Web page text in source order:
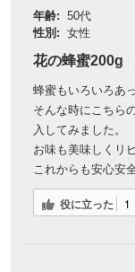
年齢: 50代
性別: 女性
花の蜂蜜200g
蜂蜜もいろいろあ
そんな時にこちら
入してみました。
お味も美味しくリ
これからも安心安
役に立った 1
対象者：
利用条件：
※他
クー